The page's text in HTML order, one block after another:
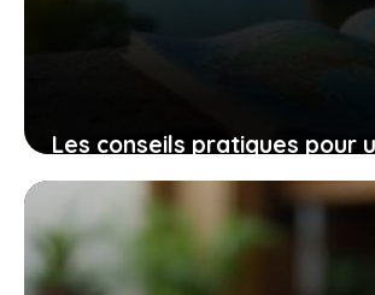
Les conseils pratiques pour
bien préparé et des
vous touchent